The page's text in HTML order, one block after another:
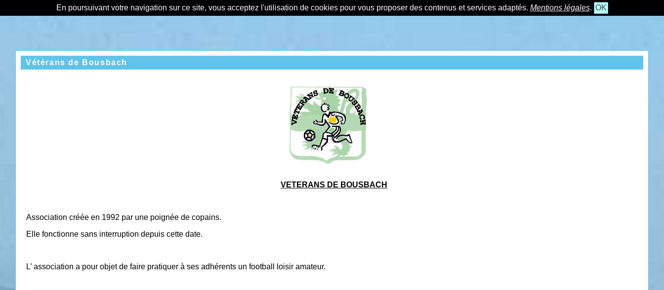
En poursuivant votre navigation sur ce site, vous acceptez l'utilisation de cookies pour vous proposer des contenus et services adaptés. Mentions légales. OK
Vétérans de Bousbach
VETERANS DE BOUSBACH
Association créée en 1992 par une poignée de copains.
Elle fonctionne sans interruption depuis cette date.
L’ association a pour objet de faire pratiquer à ses adhérents un football loisir amateur.